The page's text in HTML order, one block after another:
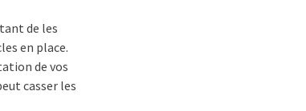
de les
en place.
de vos
casser les